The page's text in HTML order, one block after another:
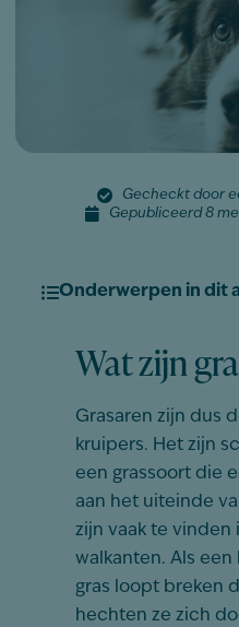
Gecheckt door
Gepubliceerd 8
Onderwerpen in dit
Wat zijn
Grasaren zijn dus
kruipers. Het zijn
een grassoort die
aan het uiteinde
zijn vaak te vinden
walkanten. Als
gras loopt breken
hechten ze zich